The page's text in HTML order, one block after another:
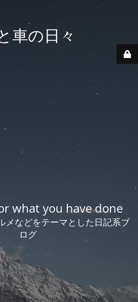
車の日々
what you have done
メなどをテーマとした日記系ブ
ログ